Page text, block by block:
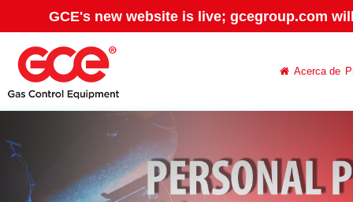
GCE's new website is live; gcegroup.com
Acerca de